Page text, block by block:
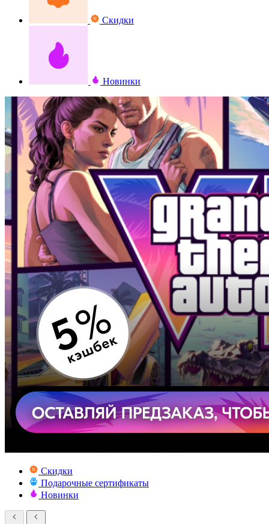
Скидки
Новинки
Скидки
Подарочные сертификаты
Новинки